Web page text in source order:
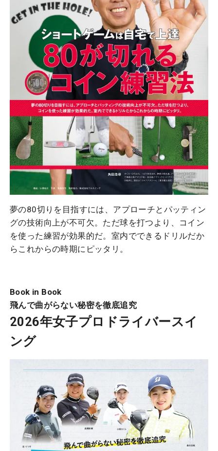
夢の80切りを目指すには、アプローチとパッティン
グの技術向上が不可欠。ただ球を打つより、コイン
を使った練習が効果的だ。室内でできるドリルだか
らこれからの時期にピッタリ。
Book in Book
飛んで曲がらない秘密を徹底追究
2026年女子プロドライバースイ
ング